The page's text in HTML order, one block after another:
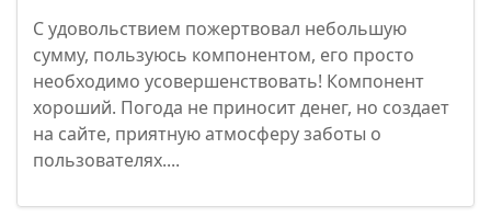
C удовольствием пожертвовал небольшую
сумму, пользуюсь компонентом, его просто
необходимо усовершенствовать! Компонент
хороший. Погода не приносит денег, но создает
на сайте, приятную атмосферу заботы о
пользователях....